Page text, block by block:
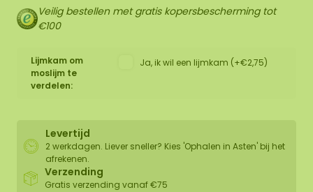
Veilig bestellen met gratis kopersbescherming tot
€100
Lijmkam om
moslijm te
verdelen:
Ja, ik wil een lijmkam (+€2,75)
Levertijd
2 werkdagen. Liever sneller? Kies 'Ophalen in Asten' bij het
afrekenen.
Verzending
Gratis verzending vanaf €75